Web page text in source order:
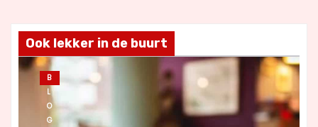
Ook lekker in de buurt
B
L
O
G